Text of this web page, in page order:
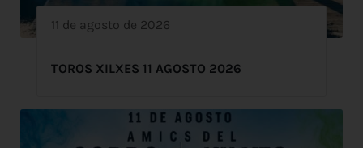
11 de agosto de 2026
TOROS XILXES 11 AGOSTO 2026